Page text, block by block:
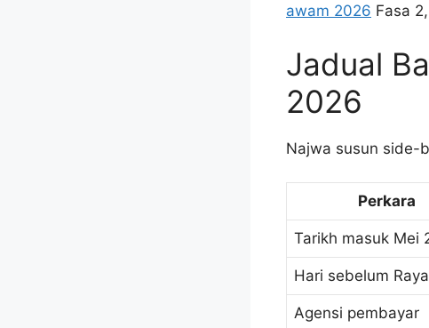
awam 2026 Fasa
Jadual
2026
Najwa susun side-
Perkara
Tarikh masuk Mei
Hari sebelum
Agensi pembayar